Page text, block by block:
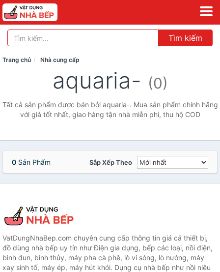
Tìm kiếm
Trang chủ Nhà cung cấp
aquaria- (0)
Tất cả sản phẩm được bán bởi aquaria-. Mua sản phẩm chính hãng
với giá tốt nhất, giao hàng tận nhà miễn phí, thu hộ COD
0 Sản Phẩm Sắp Xếp Theo
VatDungNhaBep.com chuyên cung cấp thông tin giá cả thiết bị,
đồ dùng nhà bếp uy tín như Điện gia dụng, bếp các loại, nồi điện,
bình đun, bình thủy, máy pha cà phê, lò vi sóng, lò nướng, máy
xay sinh tố, máy ép, máy hút khói. Dụng cụ nhà bếp như nồi niêu